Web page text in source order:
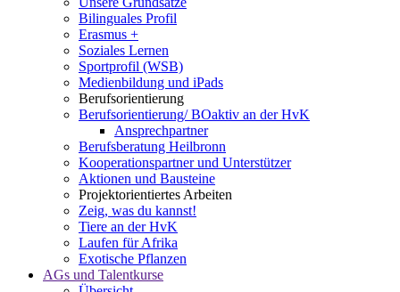
Bilinguales Profil
Erasmus +
Soziales Lernen
Sportprofil (WSB)
Medienbildung und iPads
Berufsorientierung
Berufsorientierung/ BOaktiv an der HvK
Ansprechpartner
Berufsberatung Heilbronn
Kooperationspartner und Unterstützer
Aktionen und Bausteine
Projektorientiertes Arbeiten
Zeig, was du kannst!
Tiere an der HvK
Laufen für Afrika
Exotische Pflanzen
AGs und Talentkurse